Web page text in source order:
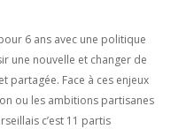
6 ans avec une politique
une nouvelle et changer de
partagée. Face à ces enjeux
ou les ambitions partisanes
c’est 11 partis